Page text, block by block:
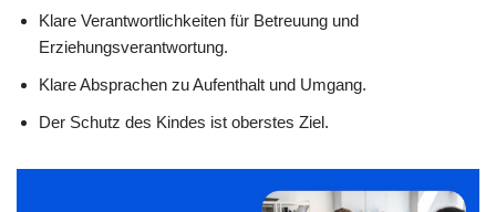
Klare Verantwortlichkeiten für Betreuung und
Erziehungsverantwortung.
Klare Absprachen zu Aufenthalt und Umgang.
Der Schutz des Kindes ist oberstes Ziel.